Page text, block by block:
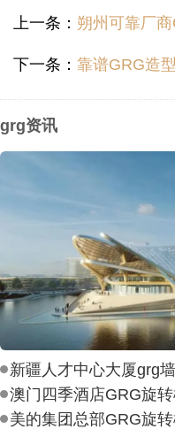
上一条： 朔州可靠厂
下一条： 靠谱GRG造
grg资讯
新疆人才中心大厦grg
澳门四季酒店GRG旋
美的集团总部GRG旋